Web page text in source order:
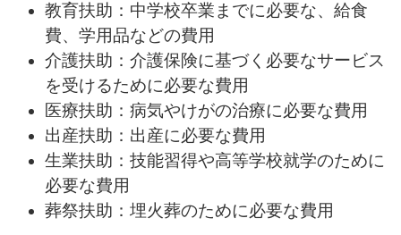
教育扶助：中学校卒業までに必要な、給食
費、学用品などの費用
介護扶助：介護保険に基づく必要なサービス
を受けるために必要な費用
医療扶助：病気やけがの治療に必要な費用
出産扶助：出産に必要な費用
生業扶助：技能習得や高等学校就学のために
必要な費用
葬祭扶助：埋火葬のために必要な費用